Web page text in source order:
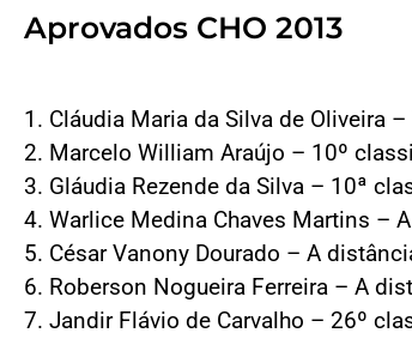
Aprovados CHO 2013
1. Cláudia Maria da Silva de Oliveira
2. Marcelo William Araújo – 10º
3. Gláudia Rezende da Silva – 10ª
4. Warlice Medina Chaves Martins –
5. César Vanony Dourado – A
6. Roberson Nogueira Ferreira – A
7. Jandir Flávio de Carvalho – 26º